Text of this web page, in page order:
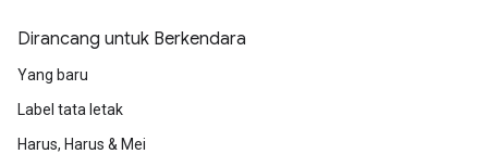
Dirancang untuk Berkendara
Yang baru
Label tata letak
Harus, Harus & Mei